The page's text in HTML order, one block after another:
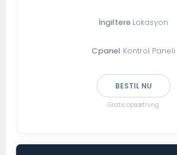
İngiltere Lokasyon
Cpanel Kontrol Paneli
BESTIL NU
Gratis opsætning